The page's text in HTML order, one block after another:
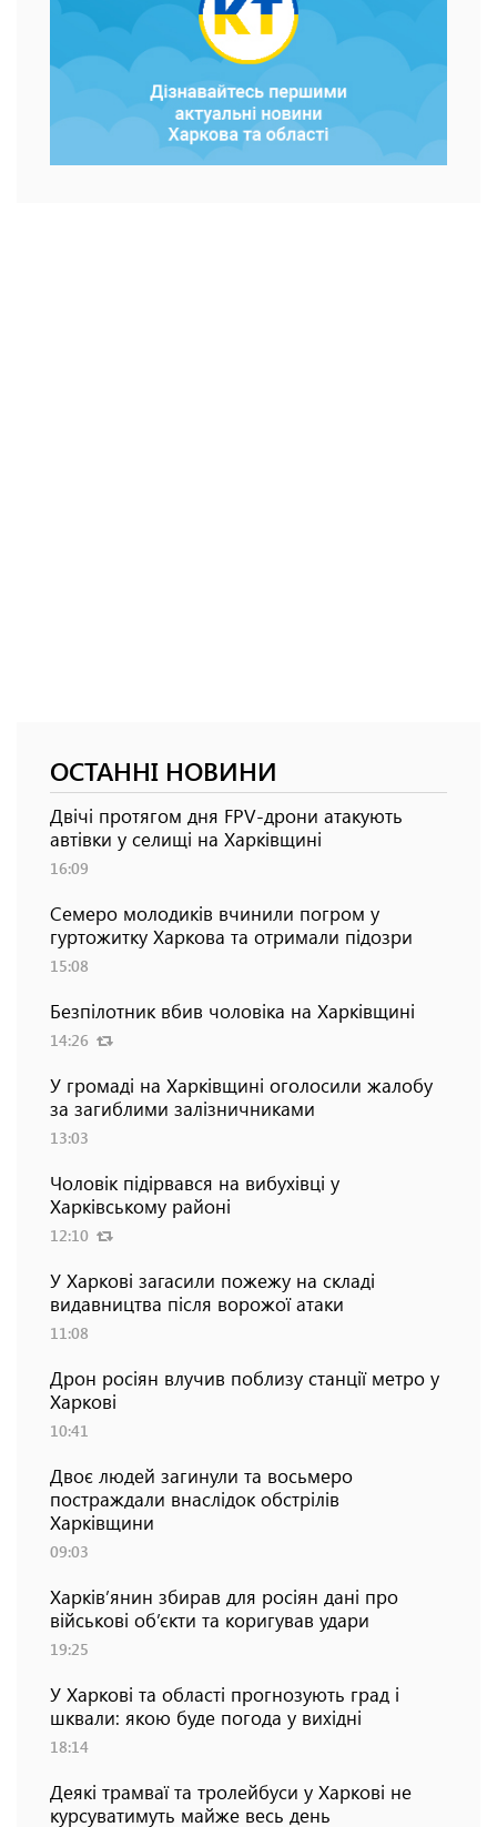
ОСТАННІ НОВИНИ
Двічі протягом дня FPV-дрони атакують
автівки у селищі на Харківщині
16:09
Семеро молодиків вчинили погром у
гуртожитку Харкова та отримали підозри
15:08
Безпілотник вбив чоловіка на Харківщині
14:26
У громаді на Харківщині оголосили жалобу
за загиблими залізничниками
13:03
Чоловік підірвався на вибухівці у
Харківському районі
12:10
У Харкові загасили пожежу на складі
видавництва після ворожої атаки
11:08
Дрон росіян влучив поблизу станції метро у
Харкові
10:41
Двоє людей загинули та восьмеро
постраждали внаслідок обстрілів
Харківщини
09:03
Харків’янин збирав для росіян дані про
військові об’єкти та коригував удари
19:25
У Харкові та області прогнозують град і
шквали: якою буде погода у вихідні
18:14
Деякі трамваї та тролейбуси у Харкові не
курсуватимуть майже весь день